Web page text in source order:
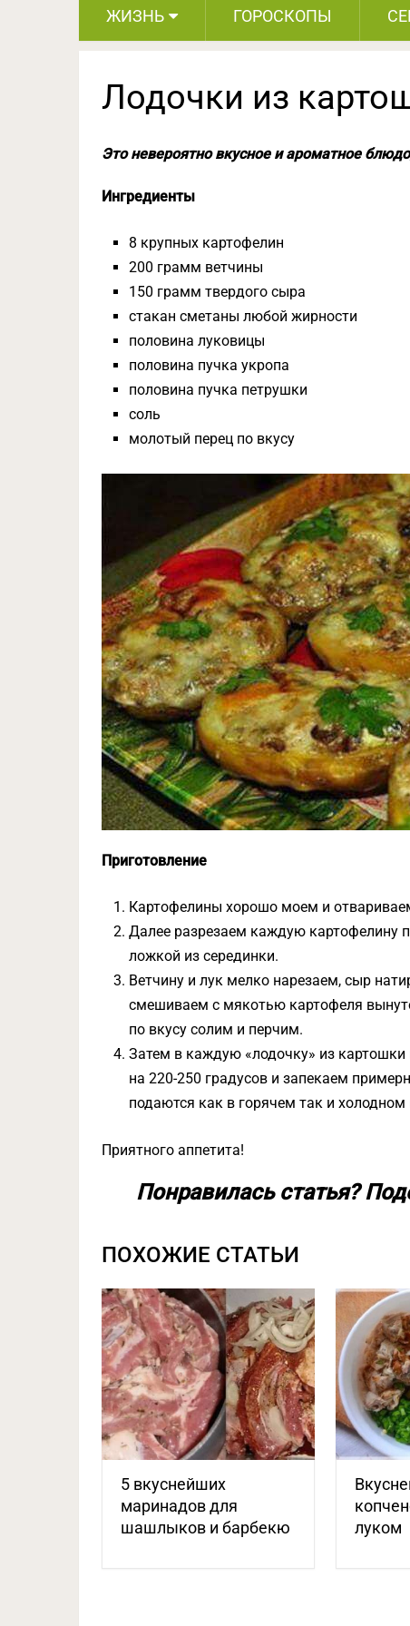
ЖИЗНЬ ГОРОСКОПЫ
Лодочки из
Это невероятно вкусное и ароматное
Ингредиенты
8 крупных картофелин
200 грамм ветчины
150 грамм твердого сыра
стакан сметаны любой жирности
половина луковицы
половина пучка укропа
половина пучка петрушки
соль
молотый перец по вкусу
Приготовление
Картофелины хорошо моем и
Далее разрезаем каждую
ложкой из серединки.
Ветчину и лук мелко нарезаем, сыр
смешиваем с мякотью картофеля
по вкусу солим и перчим.
Затем в каждую «лодочку» из
на 220-250 градусов и запекаем
подаются как в горячем так и холодном
Приятного аппетита!
Понравилась статья?
ПОХОЖИЕ СТАТЬИ
5 вкуснейших
маринадов для
шашлыков и барбекю
луком